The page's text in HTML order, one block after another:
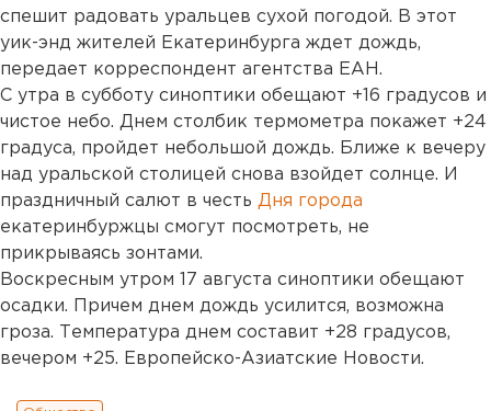
спешит радовать уральцев сухой погодой. В этот
уик-энд жителей Екатеринбурга ждет дождь,
передает корреспондент агентства ЕАН.
С утра в субботу синоптики обещают +16 градусов и
чистое небо. Днем столбик термометра покажет +24
градуса, пройдет небольшой дождь. Ближе к вечеру
над уральской столицей снова взойдет солнце. И
праздничный салют в честь Дня города
екатеринбуржцы смогут посмотреть, не
прикрываясь зонтами.
Воскресным утром 17 августа синоптики обещают
осадки. Причем днем дождь усилится, возможна
гроза. Температура днем составит +28 градусов,
вечером +25. Европейско-Азиатские Новости.